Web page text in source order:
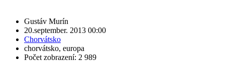
Gustáv Murín
20.september. 2013 00:00
Chorvátsko
chorvátsko, europa
Počet zobrazení: 2 989